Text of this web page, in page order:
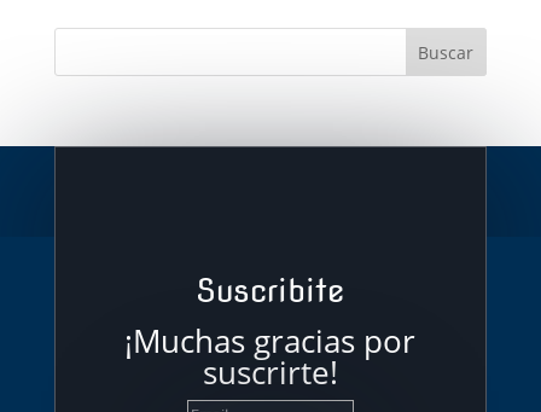
Suscribite
¡Muchas gracias por
suscrirte!